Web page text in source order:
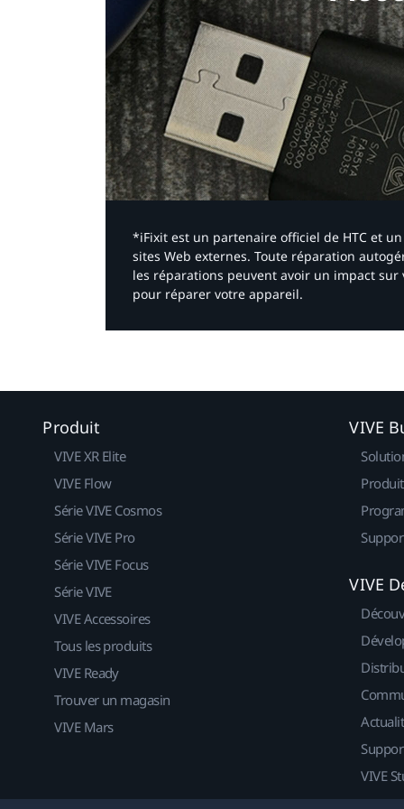
*iFixit est un partenaire officiel de HTC et
sites Web externes. Toute réparation
les réparations peuvent avoir un impact
pour réparer votre appareil.​
Produit
VIVE XR Elite
VIVE Flow
Série VIVE Cosmos
Série VIVE Pro
Série VIVE Focus
Série VIVE
VIVE Accessoires
Tous les produits
VIVE Ready
Trouver un magasin
VIVE Mars
VIVE
VIVE
VIVE